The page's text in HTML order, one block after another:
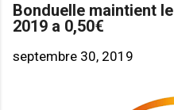
Bonduelle maintient
2019 a 0,50€
septembre 30, 2019